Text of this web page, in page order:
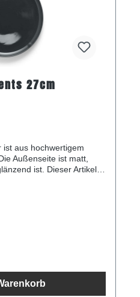
27cm
ist aus hochwertigem
Außenseite ist matt,
ist. Dieser Artikel